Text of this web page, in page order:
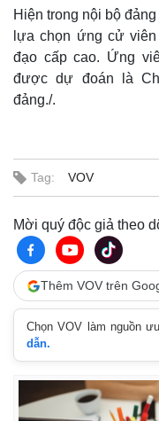
Kinh tế
Bất động sản
Khởi nghiệp
Hiện trong nội bộ
lựa chọn ứng cử
đạo cấp cao. Ứng
được dự đoán là
đảng./.
Tag: VOV
Mời quý độc giả theo
Thêm VOV trên
Chọn VOV làm nguồn
dẫn.